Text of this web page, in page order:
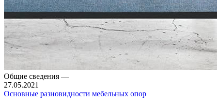
Общие сведения —
27.05.2021
Основные разновидности мебельных опор